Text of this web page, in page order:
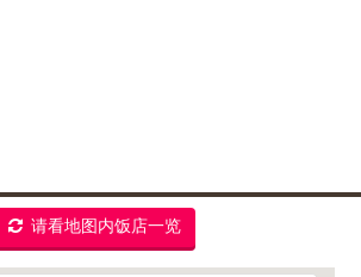
请看地图内饭店一览